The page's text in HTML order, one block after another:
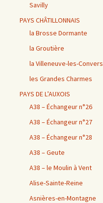
Savilly
PAYS CHÂTILLONNAIS
la Brosse Dormante
la Groutière
la Villeneuve-les-Convers
les Grandes Charmes
PAYS DE L’AUXOIS
A38 – Échangeur n°26
A38 – Échangeur n°27
A38 – Échangeur n°28
A38 – Geute
A38 – le Moulin à Vent
Alise-Sainte-Reine
Asnières-en-Montagne